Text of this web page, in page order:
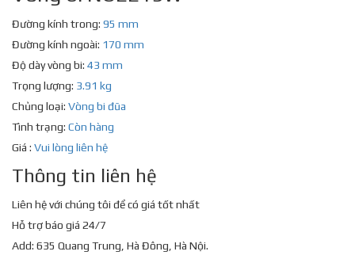
Đường kính trong: 95 mm
Đường kính ngoài: 170 mm
Độ dày vòng bi: 43 mm
Trọng lượng: 3.91 kg
Chủng loại: Vòng bi đũa
Tình trạng: Còn hàng
Giá : Vui lòng liên hệ
Thông tin liên hệ
Liên hệ với chúng tôi để có giá tốt nhất
Hỗ trợ báo giá 24/7
Add: 635 Quang Trung, Hà Đông, Hà Nội.